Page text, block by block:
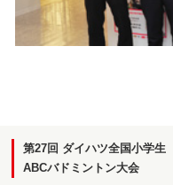
第27回 ダイハツ全国小学生
ABCバドミントン大会